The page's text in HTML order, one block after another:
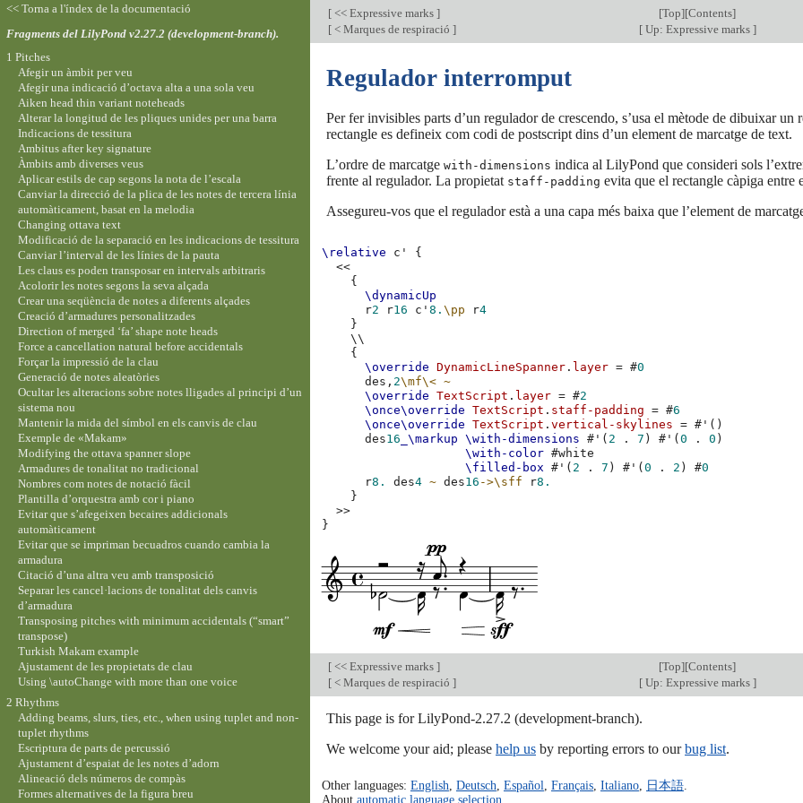
[ << Expressive marks ] [Top][Contents]
[ < Marques de respiració ] [Up: Expressive marks ]
Regulador interromput
Per fer invisibles parts d’un regulador de crescendo, s’usa el mètode de dibuixar
rectangle es defineix com codi de postscript dins d’un element de marcatge de text.
L’ordre de marcatge with-dimensions indica al LilyPond que consideri sols
frente al regulador. La propietat staff-padding evita que el rectangle càpiga entre
Assegureu-vos que el regulador està a una capa més baixa que l’element de
\relative c'
{
<<
{
\dynamicUp
r2 r16 c'8.\pp r4
}
\\
{
\override
DynamicLineSpanner . layer = #0
des, 2\mf\< ~
\override
TextScript . layer = #2
\once\override
TextScript . staff-padding = #6
\once\override
TextScript .vertical-skylines = # ' ()
des16 _\markup \with-dimensions # ' ( 2 . 7 ) # ' (0 . 0 )
\with-color #white
\filled-box
# ' ( 2 . 7 ) # ' (0 . 2 ) #0
r8. des4 ~ des16 ->\sff r8.
}
>>
}
[ << Expressive marks ] [Top][Contents]
[ < Marques de respiració ] [Up: Expressive marks ]
This page is for LilyPond-2.27.2 (development-branch).
We welcome your aid; please help us by reporting errors to ourbug list.
Other languages: English Deutsch Español Français, Italiano, 日本語.
About automatic language selection
<< Torna a l'índex de la documentació
Fragments del LilyPond v2.27.2 (development-branch).
1 Pitches
Afegir un àmbit per veu
Afegir una indicació d’octava alta a una sola veu
Aiken head thin variant noteheads
Alterar la longitud de les pliques unides per una barra
Indicacions de tessitura
Ambitus after key signature
Àmbits amb diverses veus
Aplicar estils de cap segons la nota de l’escala
Canviar la direcció de la plica de les notes de tercera línia
automàticament, basat en la melodia
Changing ottava text
Modificació de la separació en les indicacions de tessitura
Canviar l’interval de les línies de la pauta
Les claus es poden transposar en intervals arbitraris
Acolorir les notes segons la seva alçada
Crear una seqüència de notes a diferents alçades
Creació d’armadures personalitzades
Direction of merged ‘fa’ shape note heads
Force a cancellation natural before accidentals
Forçar la impressió de la clau
Generació de notes aleatòries
Ocultar les alteracions sobre notes lligades al principi d’un
sistema nou
Mantenir la mida del símbol en els canvis de clau
Exemple de «Makam»
Modifying the ottava spanner slope
Armadures de tonalitat no tradicional
Nombres com notes de notació fàcil
Plantilla d’orquestra amb cor i piano
Evitar que s’afegeixen becaires addicionals
automàticament
Evitar que se impriman becuadros cuando cambia la
armadura
Citació d’una altra veu amb transposició
Separar les cancel·lacions de tonalitat dels canvis
d’armadura
Transposing pitches with minimum accidentals (“smart”
transpose)
Turkish Makam example
Ajustament de les propietats de clau
Using \autoChange with more than one voice
2 Rhythms
Adding beams, slurs, ties, etc., when using tuplet and non-
tuplet rhythms
Escriptura de parts de percussió
Ajustament d’espaiat de les notes d’adorn
Alineació dels números de compàs
Formes alternatives de la figura breu